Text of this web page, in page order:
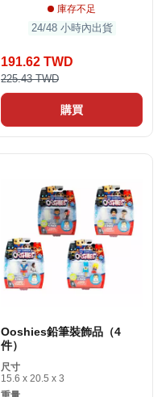
庫存不足
24/48 小時內出貨
191.62 TWD
225.43 TWD
購買
Ooshies鉛筆裝飾品（4
件）
尺寸
15.6 x 20.5 x 3